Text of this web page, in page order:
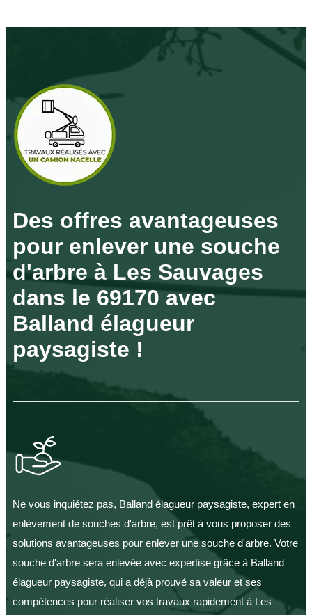
Des offres avantageuses
pour enlever une souche
d'arbre à Les Sauvages
dans le 69170 avec
Balland élagueur
paysagiste !
Ne vous inquiétez pas, Balland élagueur paysagiste, expert en
enlèvement de souches d'arbre, est prêt à vous proposer des
solutions avantageuses pour enlever une souche d'arbre. Votre
souche d'arbre sera enlevée avec expertise grâce à Balland
élagueur paysagiste, qui a déjà prouvé sa valeur et ses
compétences pour réaliser vos travaux rapidement à Les